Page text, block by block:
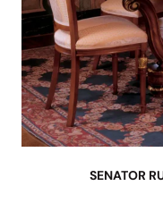
SENATOR